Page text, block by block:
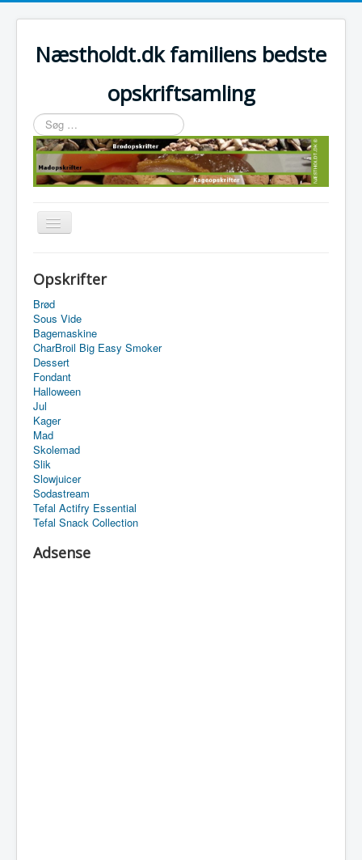
Næstholdt.dk familiens bedste
opskriftsamling
Søg
…
Skift
navigation
Tefal Actifry Essential
Opskrifter
Brød
Sous Vide
Bagemaskine
CharBroil Big Easy Smoker
Dessert
Fondant
Halloween
Jul
Kager
Mad
Skolemad
Slik
Slowjuicer
Sodastream
Tefal Actifry Essential
Tefal Snack Collection
Adsense